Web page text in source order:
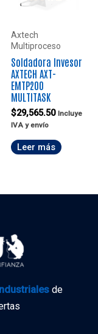
Axtech
Multiproceso
Soldadora Invesor
AXTECH AXT-
EMTP200
MULTITASK
$29,565.50 Incluye
IVA y envío
Leer más
de